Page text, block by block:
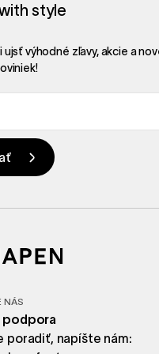
style
ujsť výhodné zľavy, akcie a
NÁS
podpora
poradiť, napíšte nám: